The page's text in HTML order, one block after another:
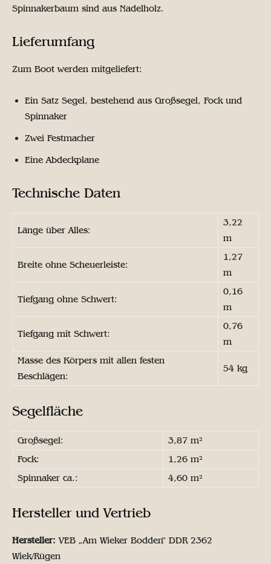
Spinnakerbaum sind aus Nadelholz.
Lieferumfang
Zum Boot werden mitgeliefert:
Ein Satz Segel, bestehend aus Großsegel, Fock und
Spinnaker
Zwei Festmacher
Eine Abdeckplane
Technische Daten
Länge über Alles:
3,22
m
Breite ohne Scheuerleiste:
1,27
m
Tiefgang ohne Schwert:
0,16
m
Tiefgang mit Schwert:
0,76
m
Masse des Körpers mit allen festen
Beschlägen:
54 kg
Segelfläche
Großsegel:
3,87 m²
Fock:
1,26 m²
Spinnaker ca.:
4,60 m²
Hersteller und Vertrieb
Hersteller: VEB „Am Wieker Bodden“ DDR 2362
Wiek/Rügen